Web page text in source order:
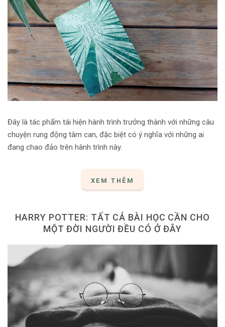
Cổ mỹ từ
Học từ dân gian
Ngòi bút người xưa
Người Việt với tiếng Việt
Học Viết Chữ
Sự Kiện Chữ
Thư Viện Chữ
Sách Chữ viết
Đây là tác phẩm tái hiện hành trình trưởng thành với những câu
chuyện rung động tâm can, đặc biệt có ý nghĩa với những ai
đang chao đảo trên hành trình này.
XEM THÊM
HARRY POTTER: TẤT CẢ BÀI HỌC CẦN CHO
MỘT ĐỜI NGƯỜI ĐỀU CÓ Ở ĐÂY